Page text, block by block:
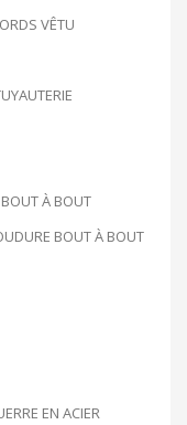
VÊTU
À BOUT
BOUT À BOUT
EN ACIER